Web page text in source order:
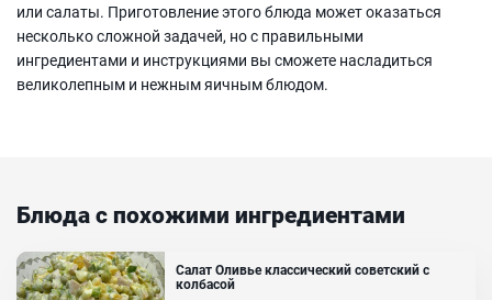
или салаты. Приготовление этого блюда может оказаться
несколько сложной задачей, но с правильными
ингредиентами и инструкциями вы сможете насладиться
великолепным и нежным яичным блюдом.
Блюда с похожими ингредиентами
Салат Оливье классический советский с
колбасой